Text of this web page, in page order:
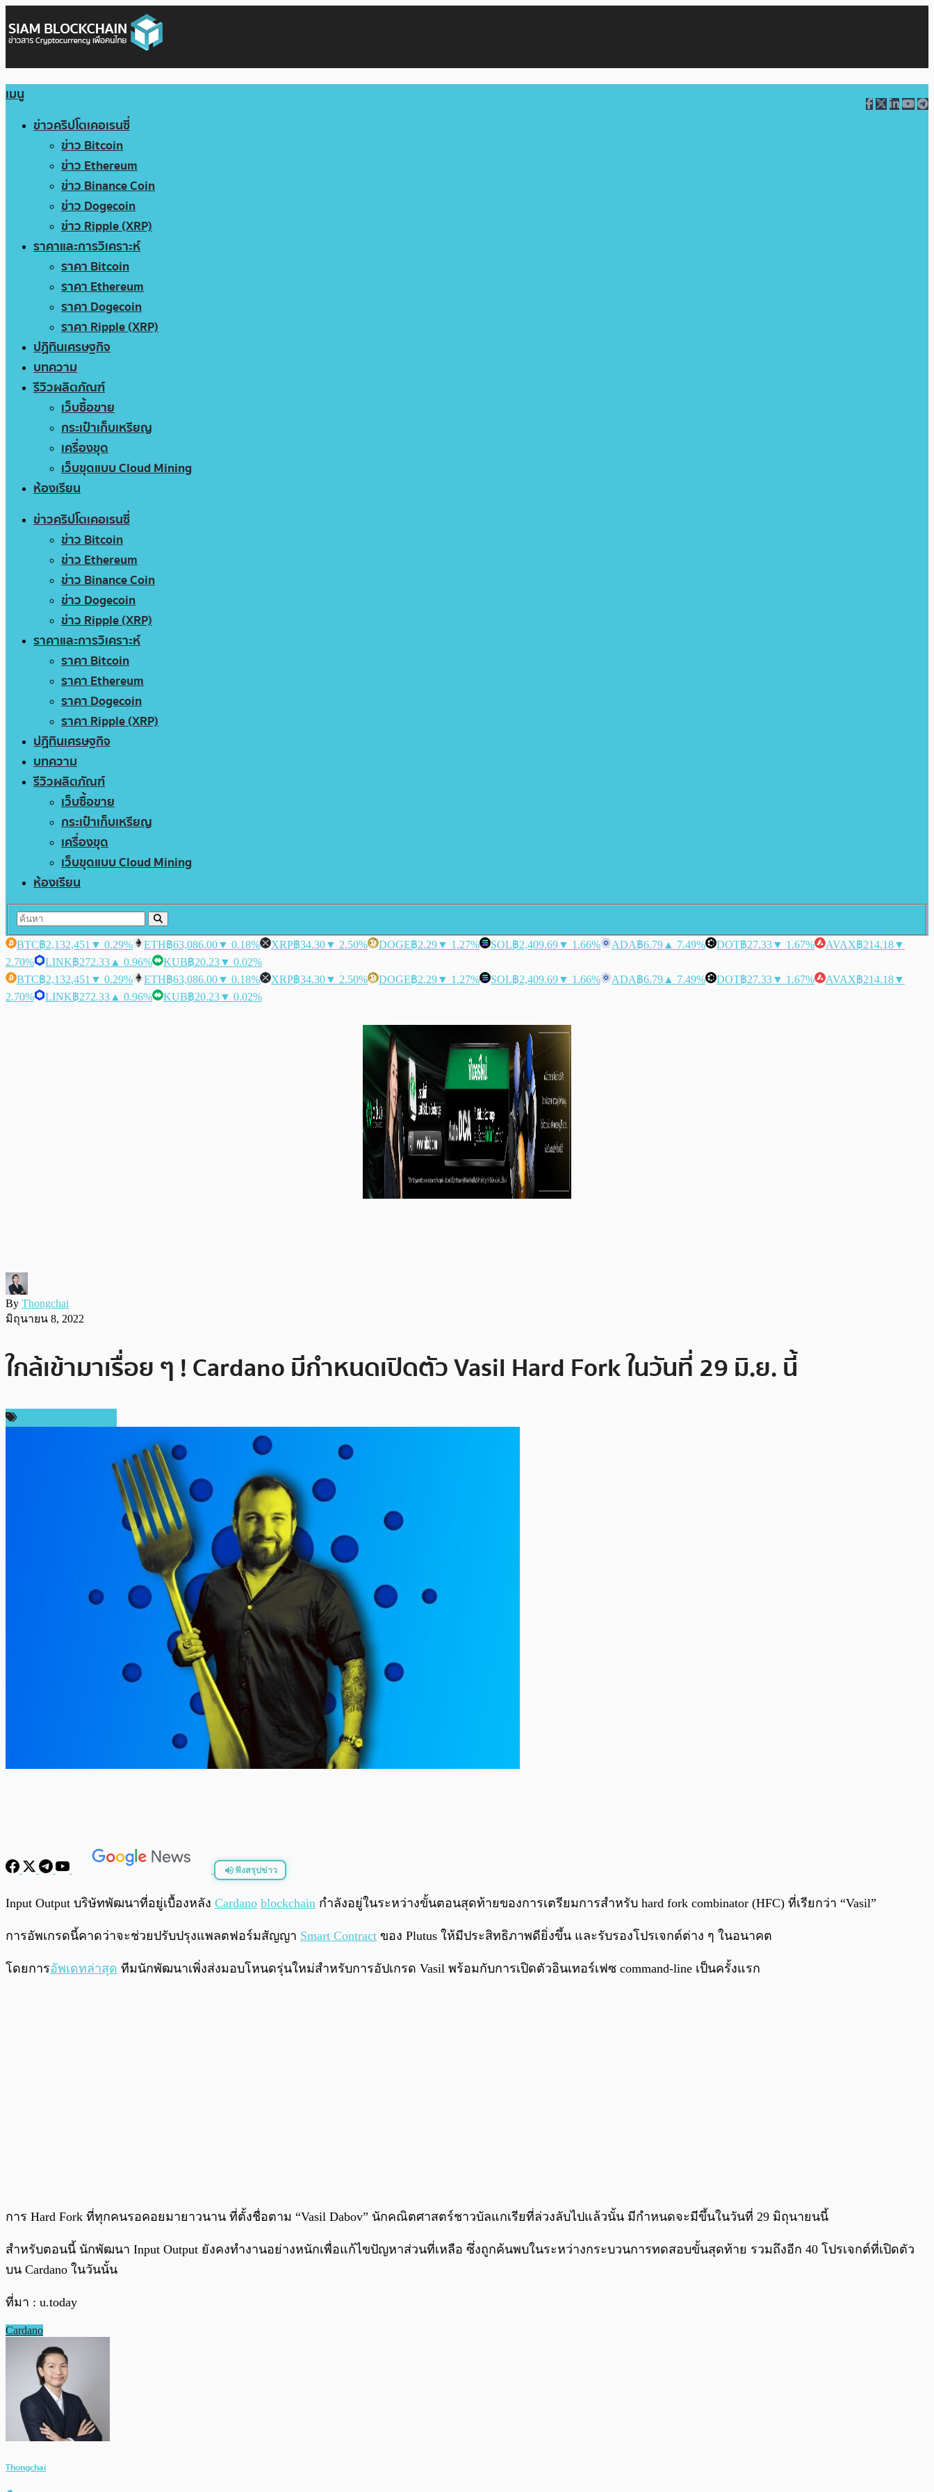
เมนู
ข่าวคริปโตเคอเรนซี่
ข่าว Bitcoin
ข่าว Ethereum
ข่าว Binance Coin
ข่าว Dogecoin
ข่าว Ripple (XRP)
ราคาและการวิเคราะห์
ราคา Bitcoin
ราคา Ethereum
ราคา Dogecoin
ราคา Ripple (XRP)
ปฏิทินเศรษฐกิจ
บทความ
รีวิวผลิตภัณฑ์
เว็บซื้อขาย
กระเป๋าเก็บเหรียญ
เครื่องขุด
เว็บขุดแบบ Cloud Mining
ห้องเรียน
ข่าวคริปโตเคอเรนซี่
ข่าว Bitcoin
ข่าว Ethereum
ข่าว Binance Coin
ข่าว Dogecoin
ข่าว Ripple (XRP)
ราคาและการวิเคราะห์
ราคา Bitcoin
ราคา Ethereum
ราคา Dogecoin
ราคา Ripple (XRP)
ปฏิทินเศรษฐกิจ
บทความ
รีวิวผลิตภัณฑ์
เว็บซื้อขาย
กระเป๋าเก็บเหรียญ
เครื่องขุด
เว็บขุดแบบ Cloud Mining
ห้องเรียน
BTC฿2,132,451 ▼ 0.29% ETH฿63,086.00▼ 0.18% XRP฿34.30▼ 2.50% DOGE฿2.29▼ 1.27% SOL฿2,409.69▼ 1.66% ADA฿6.79 ▲ 7.49% DOT฿27.33▼ 1.67% AVAX฿214.18▼
2.70%
LINK฿272.33 ▲ 0.96% KUB฿20.23▼ 0.02%
BTC฿2,132,451 ▼ 0.29% ETH฿63,086.00▼ 0.18% XRP฿34.30▼ 2.50% DOGE฿2.29▼ 1.27% SOL฿2,409.69▼ 1.66% ADA฿6.79 ▲ 7.49% DOT฿27.33▼ 1.67% AVAX฿214.18▼
2.70%
LINK฿272.33 ▲ 0.96% KUB฿20.23▼ 0.02%
By Thongchai
มิถุนายน 8, 2022
ใกล้เข้ามาเรื่อย ๆ ! Cardano มีกำหนดเปิดตัว Vasil Hard Fork ในวันที่ 29 มิ.ย. นี้
ฟังสรุปข่าว
0:00 / 0:00
Input Output บริษัทพัฒนาที่อยู่เบื้องหลัง Cardano blockchain กำลังอยู่ในระหว่างขั้นตอนสุดท้ายของการเตรียมการสำหรับ hard fork combinator (HFC) ที่เรียกว่า “Vasil”
การอัพเกรดนี้คาดว่าจะช่วยปรับปรุงแพลตฟอร์มสัญญา Smart Contract ของ Plutus ให้มีประสิทธิภาพดียิ่งขึ้น และรับรองโปรเจกต์ต่าง ๆ ในอนาคต
โดยการอัพเดทล่าสุด ทีมนักพัฒนาเพิ่งส่งมอบโหนดรุ่นใหม่สำหรับการอัปเกรด Vasil พร้อมกับการเปิดตัวอินเทอร์เฟซ command-line เป็นครั้งแรก
การ Hard Fork ที่ทุกคนรอคอยมายาวนาน ที่ตั้งชื่อตาม “Vasil Dabov” นักคณิตศาสตร์ชาวบัลแกเรียที่ล่วงลับไปแล้วนั้น มีกำหนดจะมีขึ้นในวันที่ 29 มิถุนายนนี้
สำหรับตอนนี้ นักพัฒนา Input Output ยังคงทำงานอย่างหนักเพื่อแก้ไขปัญหาส่วนที่เหลือ ซึ่งถูกค้นพบในระหว่างกระบวนการทดสอบขั้นสุดท้าย รวมถึงอีก 40 โปรเจกต์ที่เปิดตัว
บน Cardano ในวันนั้น
ที่มา : u.today
Cardano
Thongchai